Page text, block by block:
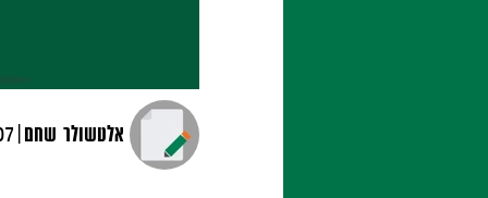
אלטשולר שחם|
07